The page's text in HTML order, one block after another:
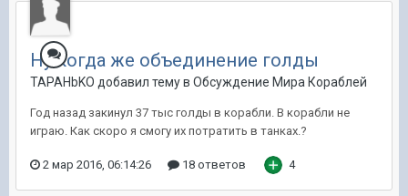
Ну когда же объединение голды
TAPAHbKO добавил тему в Обсуждение Мира Кораблей
Год назад закинул 37 тыс голды в корабли. В корабли не
играю. Как скоро я смогу их потратить в танках.?
2 мар 2016, 06:14:26 18 ответов 4